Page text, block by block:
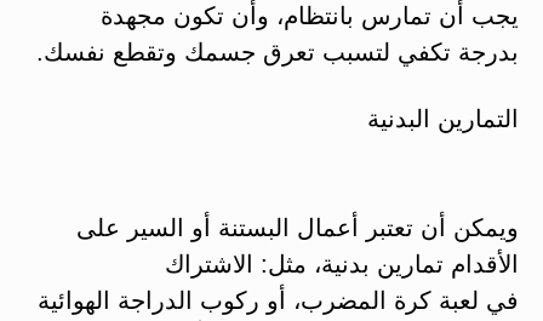
يجب أن تمارس بانتظام، وأن تكون مجهدة
بدرجة تكفي لتسبب تعرق جسمك وتقطع نفسك.
التمارين البدنية
ويمكن أن تعتبر أعمال البستنة أو السير على
الأقدام تمارين بدنية، مثل: الاشتراك
في لعبة كرة المضرب، أو ركوب الدراجة الهوائية